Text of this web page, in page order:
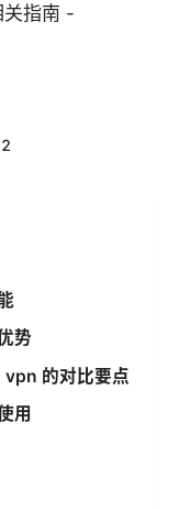
指南 -
势
vpn 的对比要点
用